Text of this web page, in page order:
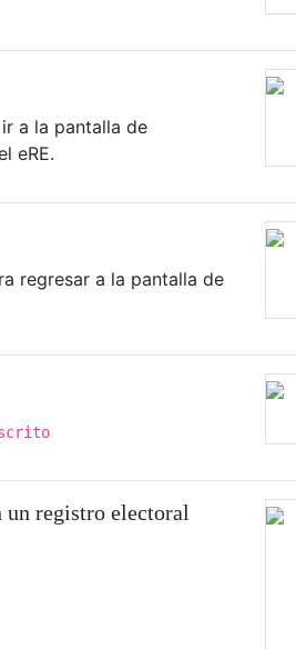
a la pantalla de
eRE.
regresar a la pantalla de
un registro electoral